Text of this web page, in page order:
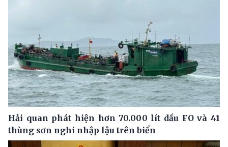
Hải quan phát hiện hơn 70.000 lít dầu FO và 41
thùng sơn nghi nhập lậu trên biển